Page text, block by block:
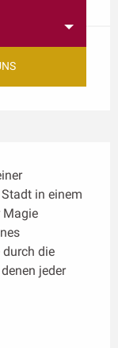
in einem
Magie
durch die
jeder